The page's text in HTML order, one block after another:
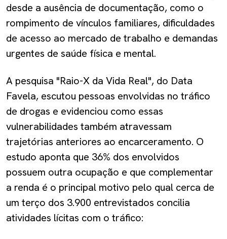
desde a ausência de documentação, como o
rompimento de vínculos familiares, dificuldades
de acesso ao mercado de trabalho e demandas
urgentes de saúde física e mental.
A pesquisa "Raio-X da Vida Real", do Data
Favela, escutou pessoas envolvidas no tráfico
de drogas e evidenciou como essas
vulnerabilidades também atravessam
trajetórias anteriores ao encarceramento. O
estudo aponta que 36% dos envolvidos
possuem outra ocupação e que complementar
a renda é o principal motivo pelo qual cerca de
um terço dos 3.900 entrevistados concilia
atividades lícitas com o tráfico: